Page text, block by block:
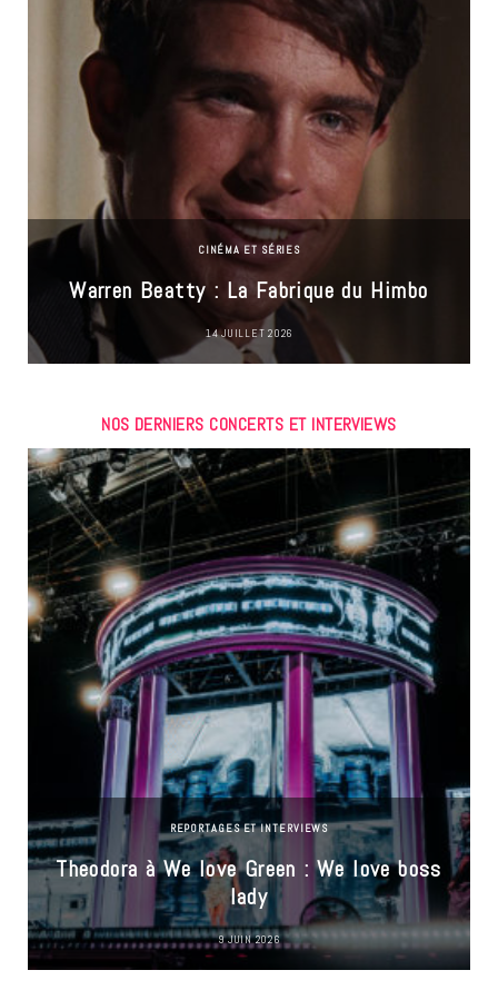
CINÉMA ET SÉRIES
Warren Beatty : La Fabrique du Himbo
14 JUILLET 2026
NOS DERNIERS CONCERTS ET INTERVIEWS
REPORTAGES ET INTERVIEWS
Theodora à We love Green : We love boss
lady
9 JUIN 2026